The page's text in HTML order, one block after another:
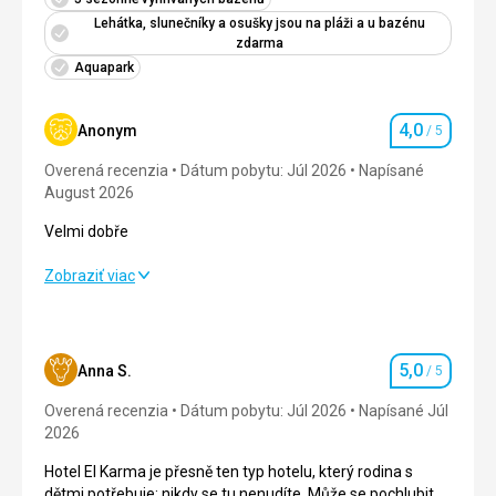
Služby
Služby hotelů byly výborné co se týče personálu a recepce
se vším ochodně pomohli navedli ukázali a domluvili se.
Táto recenzia bola preložená automaticky pomocou
Google Translate
Lehátka, slunečníky a osušky jsou na pláži a u bazénu
zdarma
Aquapark
Anonym Hodnotenie
4,0 / 5
Overená recenzia Dátum pobytu: Júl 2026
Napísané
August 2026
Velmi dobře
Velmi dobře
Ubytovanie 3,0/ 5
Okolie 5,0 / 5
Zobraziť viac
Anna S. Hodnotenie
5,0 / 5
Overená recenzia Dátum pobytu: Júl 2026
Napísané Júl
2026
Hotel El Karma je přesně ten typ hotelu, který rodina s